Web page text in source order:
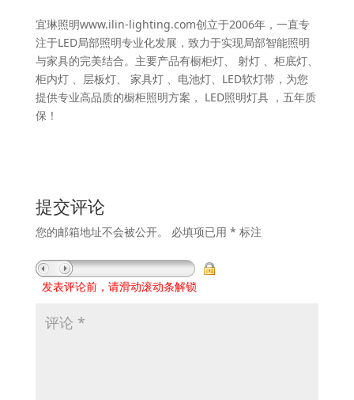
宜琳照明www.ilin-lighting.com创立于2006年，一直专
注于LED局部照明专业化发展，致力于实现局部智能照明
与家具的完美结合。主要产品有橱柜灯、 射灯 、柜底灯、
柜内灯 、层板灯、 家具灯 、电池灯、LED软灯带，为您
提供专业高品质的橱柜照明方案， LED照明灯具 ，五年质
保！
提交评论
您的邮箱地址不会被公开。 必填项已用 * 标注
发表评论前，请滑动滚动条解锁